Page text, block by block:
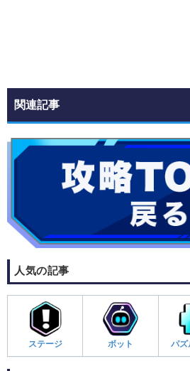
関連記事
人気の記事
ステージ ボット パズ